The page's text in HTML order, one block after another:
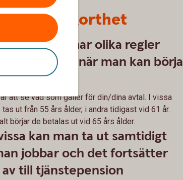
i korthet
har olika regler
avtal för när man kan börja
att se vad som gäller för din/dina avtal. I vissa
ut från 55 års ålder, i andra tidigast vid 61 år.
börjar de betalas ut vid 65 års ålder.
kan man ta ut samtidigt
jobbar och det fortsätter
till tjänstepension